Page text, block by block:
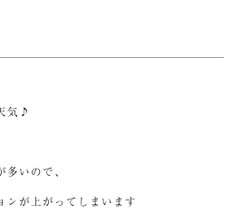
気♪
いので、
ンが上がってしまいます